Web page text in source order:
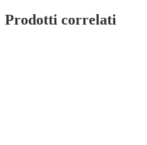
Prodotti correlati